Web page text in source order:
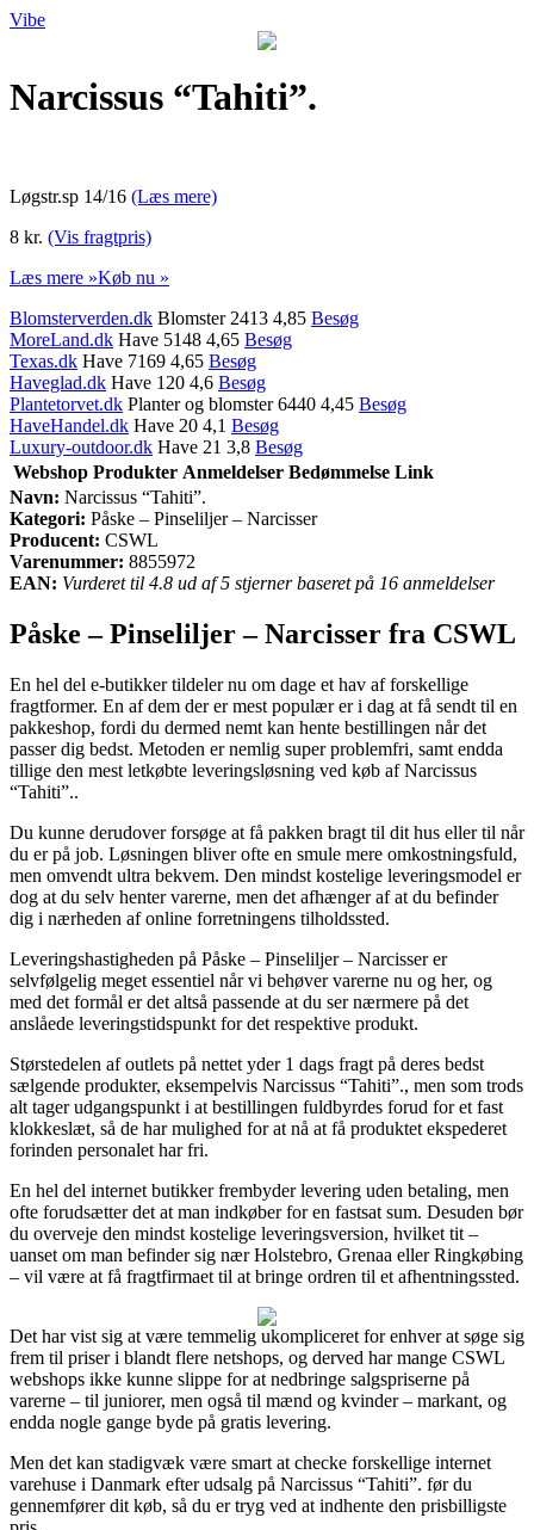
Vibe
Narcissus “Tahiti”.
Løgstr.sp 14/16 (Læs mere)
8 kr. (Vis fragtpris)
Læs mere »Køb nu »
Blomsterverden.dk Blomster 2413 4,85 Besøg
MoreLand.dk Have 5148 4,65 Besøg
Texas.dk Have 7169 4,65 Besøg
Haveglad.dk Have 120 4,6 Besøg
Plantetorvet.dk Planter og blomster 6440 4,45 Besøg
HaveHandel.dk Have 20 4,1 Besøg
Luxury-outdoor.dk Have 21 3,8 Besøg
Webshop Produkter Anmeldelser Bedømmelse Link
Navn: Narcissus “Tahiti”.
Kategori: Påske – Pinseliljer – Narcisser
Producent: CSWL
Varenummer: 8855972
EAN: Vurderet til 4.8 ud af 5 stjerner baseret på 16 anmeldelser
Påske – Pinseliljer – Narcisser fra CSWL
En hel del e-butikker tildeler nu om dage et hav af forskellige
fragtformer. En af dem der er mest populær er i dag at få sendt til en
pakkeshop, fordi du dermed nemt kan hente bestillingen når det
passer dig bedst. Metoden er nemlig super problemfri, samt endda
tillige den mest letkøbte leveringsløsning ved køb af Narcissus
“Tahiti”..
Du kunne derudover forsøge at få pakken bragt til dit hus eller til når
du er på job. Løsningen bliver ofte en smule mere omkostningsfuld,
men omvendt ultra bekvem. Den mindst kostelige leveringsmodel er
dog at du selv henter varerne, men det afhænger af at du befinder
dig i nærheden af online forretningens tilholdssted.
Leveringshastigheden på Påske – Pinseliljer – Narcisser er
selvfølgelig meget essentiel når vi behøver varerne nu og her, og
med det formål er det altså passende at du ser nærmere på det
anslåede leveringstidspunkt for det respektive produkt.
Størstedelen af outlets på nettet yder 1 dags fragt på deres bedst
sælgende produkter, eksempelvis Narcissus “Tahiti”., men som trods
alt tager udgangspunkt i at bestillingen fuldbyrdes forud for et fast
klokkeslæt, så de har mulighed for at nå at få produktet ekspederet
forinden personalet har fri.
En hel del internet butikker frembyder levering uden betaling, men
ofte forudsætter det at man indkøber for en fastsat sum. Desuden bør
du overveje den mindst kostelige leveringsversion, hvilket tit –
uanset om man befinder sig nær Holstebro, Grenaa eller Ringkøbing
– vil være at få fragtfirmaet til at bringe ordren til et afhentningssted.
Det har vist sig at være temmelig ukompliceret for enhver at søge sig
frem til priser i blandt flere netshops, og derved har mange CSWL
webshops ikke kunne slippe for at nedbringe salgspriserne på
varerne – til juniorer, men også til mænd og kvinder – markant, og
endda nogle gange byde på gratis levering.
Men det kan stadigvæk være smart at checke forskellige internet
varehuse i Danmark efter udsalg på Narcissus “Tahiti”. før du
gennemfører dit køb, så du er tryg ved at indhente den prisbilligste